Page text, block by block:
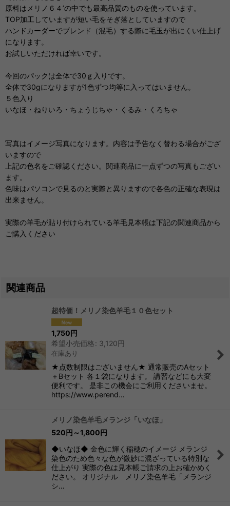
原料はメリノ６４’の中でも最高品質のものを使っています。
TOP加工していますが短い毛をそぎ落としていますので
ハンドカーダーでブレンド（混毛）する際に毛玉が出にくい仕上げ
になります。
お試しいただければ幸いです。
今回のパックは全体で30ｇ入りです。
全体で30gになりますが1色ずつ均等に入ってはいません。
５色入り
いなほ・ねりいろ・ちょうじちゃ・くるみ・くろちゃ
写真はイメージ写真になります。内容は予告なく替わる場合がござ
いますので
上記の色名をご確認ください。関連商品に一点ずつの写真もござい
ます。
色味はパソコンで見るのと実際と異りますので各色の正確な表現は
出来ません。
実際の羊毛が貼り付けられている羊毛見本帳は下記の関連商品から
ご購入ください
関連商品
超特価！メリノ染色羊毛１０色セット
1,750円
希望小売価格: 3,120円
在庫あり
★点数制限はございません★ 通常販売のAセット
＋Bセット 各１袋になります。 講習などにも大変
便利です。 是非この機会にご利用くださいませ。
https://www.perend…
メリノ染色羊毛メランジ「いなほ」
520円 ～1,800円
◆いなほ◆ 金色に輝く稲穂のイメージ メランジ
染色のため色々な色が微妙に混ざっている特別な
仕上がり 実際の色は見本帳ご請求の上お確かめく
ださい。 オリジナル メリノ染色羊毛「メランジ
シ…